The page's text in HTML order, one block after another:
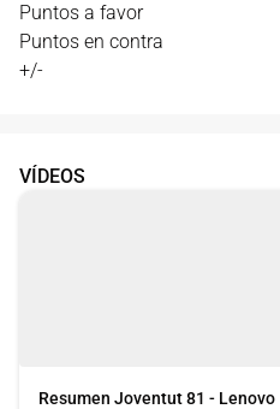
Puntos a favor
Puntos en contra
+/-
VÍDEOS
Resumen Joventut 81 - Lenovo